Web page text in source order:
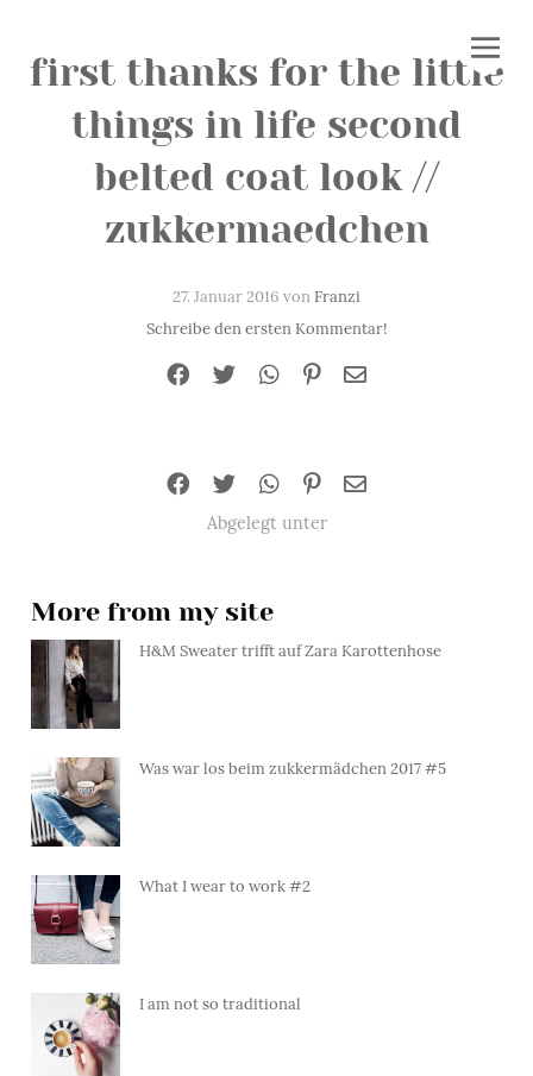
first thanks for the little
things in life second
belted coat look //
zukkermaedchen
27. Januar 2016 vonFranzi
Schreibe den ersten Kommentar!
Abgelegt unter
More from my site
H&M Sweater trifft auf Zara Karottenhose
Was war los beim zukkermädchen 2017 #5
What I wear to work #2
I am not so traditional